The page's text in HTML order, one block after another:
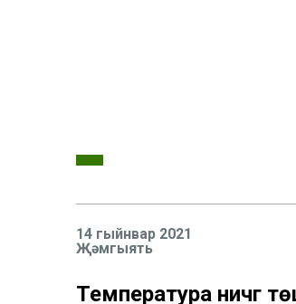
14 гыйнвар 2021
Җәмгыять
Температура ничәгә